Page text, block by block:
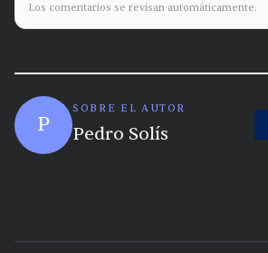
Los comentarios se revisan automáticamente.
P
SOBRE EL AUTOR
Pedro Solís